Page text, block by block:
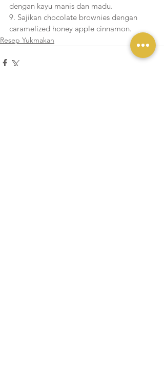
dengan kayu manis dan madu.
9. Sajikan chocolate brownies dengan
caramelized honey apple cinnamon.
Resep Yukmakan